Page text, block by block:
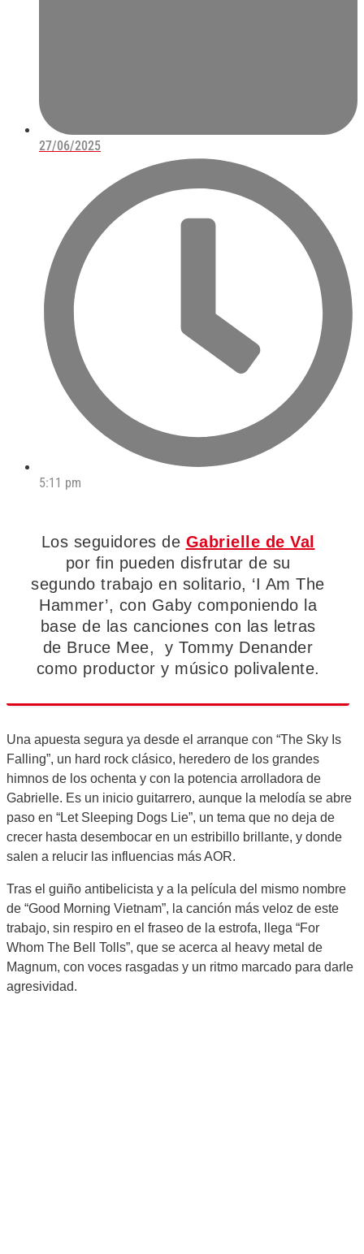
27/06/2025
5:11 pm
Los seguidores de Gabrielle de Val
por fin pueden disfrutar de su
segundo trabajo en solitario, ‘I Am The
Hammer’, con Gaby componiendo la
base de las canciones con las letras
de Bruce Mee, y Tommy Denander
como productor y músico polivalente.
Una apuesta segura ya desde el arranque con “The Sky Is
Falling”, un hard rock clásico, heredero de los grandes
himnos de los ochenta y con la potencia arrolladora de
Gabrielle. Es un inicio guitarrero, aunque la melodía se abre
paso en “Let Sleeping Dogs Lie”, un tema que no deja de
crecer hasta desembocar en un estribillo brillante, y donde
salen a relucir las influencias más AOR.
Tras el guiño antibelicista y a la película del mismo nombre
de “Good Morning Vietnam”, la canción más veloz de este
trabajo, sin respiro en el fraseo de la estrofa, llega “For
Whom The Bell Tolls”, que se acerca al heavy metal de
Magnum, con voces rasgadas y un ritmo marcado para darle
agresividad.